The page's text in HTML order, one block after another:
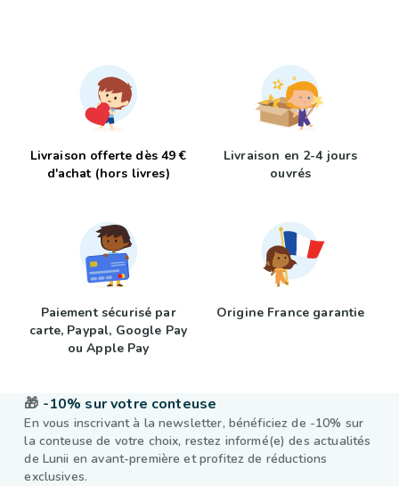
Livraison offerte dès 49 €
d'achat (hors livres)
Livraison en 2-4 jours
ouvrés
Paiement sécurisé par
carte, Paypal, Google Pay
ou Apple Pay
Origine France garantie
🎁 -10% sur votre conteuse
En vous inscrivant à la newsletter, bénéficiez de -10% sur
la conteuse de votre choix, restez informé(e) des actualités
de Lunii en avant-première et profitez de réductions
exclusives.